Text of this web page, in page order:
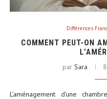
Différences
COMMENT PEUT-ON
par Sara
L’aménagement d’une